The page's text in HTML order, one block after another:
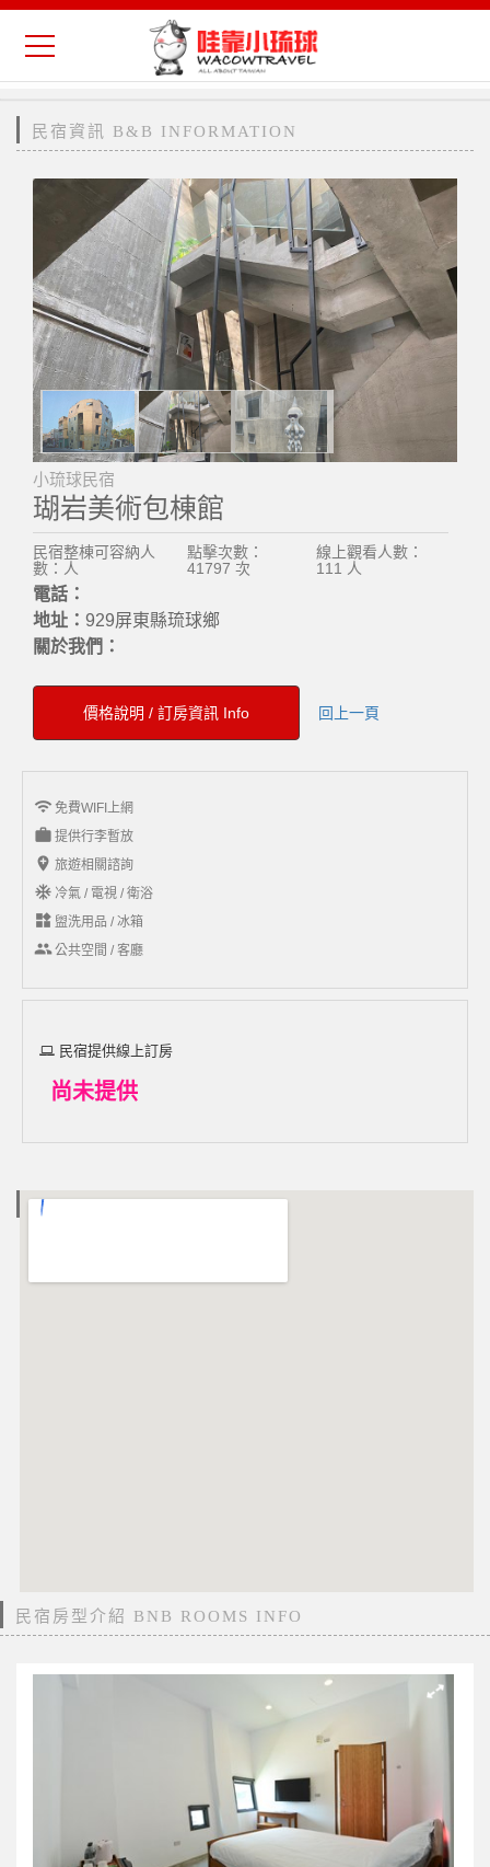
民宿資訊 B&B INFORMATION
小琉球民宿
瑚岩美術包棟館
民宿整棟可容納人
數：人
點擊次數：
41797 次
線上觀看人數：
111 人
電話：
地址： 929屏東縣琉球鄉
關於我們：
價格說明 / 訂房資訊 Info 回上一頁
wifi 免費WIFI上網
work 提供行李暫放
add_location 旅遊相關諮詢
ac_unit 冷氣 / 電視 / 衛浴
widgets 盥洗用品 / 冰箱
group公共空間 / 客廳
民宿提供線上訂房
尚未提供
電子地圖 MAP
民宿房型介紹 BNB ROOMS INFO